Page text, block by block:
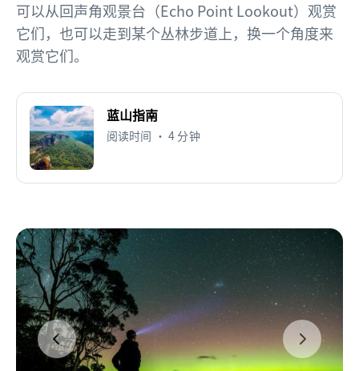
可以从回声角观景台（Echo Point Lookout）观赏
它们，也可以走到某个丛林步道上，换一个角度来
观赏它们。
蓝山指南
阅读时间 • 4 分钟